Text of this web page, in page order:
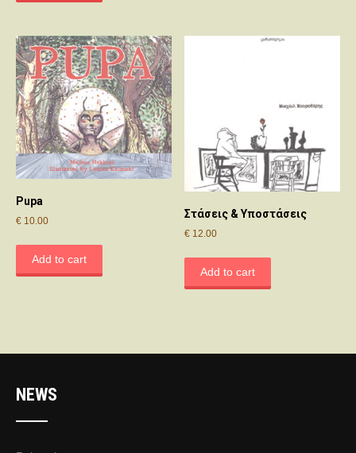
Pupa
€ 10.00
Add to cart
Στάσεις & Υποστάσεις
€ 12.00
Add to cart
NEWS